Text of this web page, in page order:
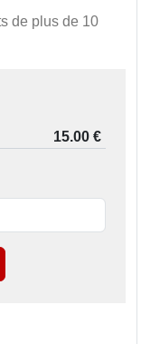
de plus de 10